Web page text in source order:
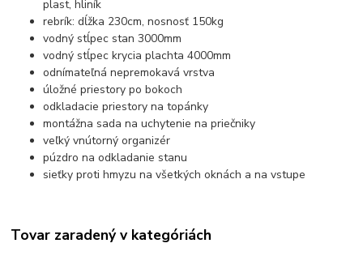
plast, hliník
rebrík: dĺžka 230cm, nosnosť 150kg
vodný stĺpec stan 3000mm
vodný stĺpec krycia plachta 4000mm
odnímateľná nepremokavá vrstva
úložné priestory po bokoch
odkladacie priestory na topánky
montážna sada na uchytenie na priečniky
veľký vnútorný organizér
púzdro na odkladanie stanu
sieťky proti hmyzu na všetkých oknách a na vstupe
Tovar zaradený v kategóriách